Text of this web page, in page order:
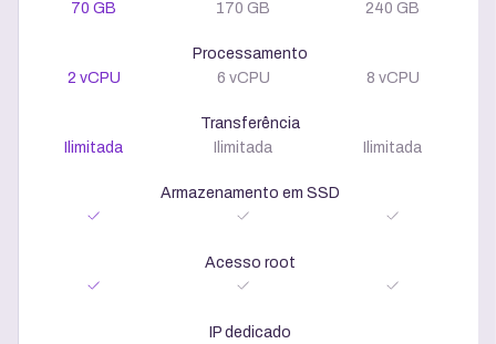
70 GB
170 GB 240 GB
Processamento
2 vCPU
6 vCPU 8 vCPU
Transferência
Ilimitada
Ilimitada Ilimitada
Armazenamento em SSD
Acesso root
IP dedicado